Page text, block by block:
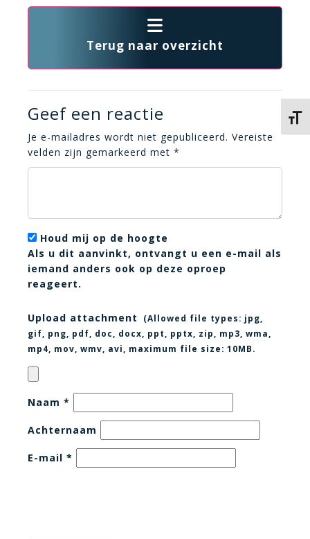
Terug naar overzicht
Geef een reactie
Je e-mailadres wordt niet gepubliceerd. Vereiste
velden zijn gemarkeerd met *
Houd mij op de hoogte
Als u dit aanvinkt, ontvangt u een e-mail als
iemand anders ook op deze oproep
reageert.
Upload attachment (Allowed file types: jpg,
gif, png, pdf, doc, docx, ppt, pptx, zip, mp3, wma,
mp4, mov, wmv, avi
, maximum file size: 10MB.
Naam *
Achternaam
E-mail *